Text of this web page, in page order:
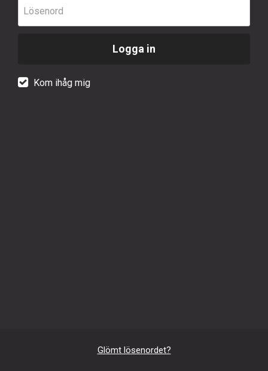
Lösenord
Logga in
Kom ihåg mig
Glömt lösenordet?